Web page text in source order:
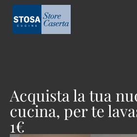
Acquista la tua
cucina, per te
1€